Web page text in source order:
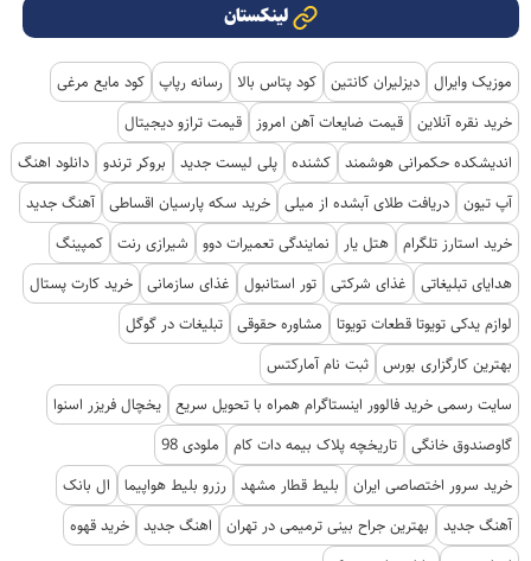
لینکستان
موزیک وایرال دیزلیران کانتین کود پتاس بالا رسانه رپاپ کود مایع مرغی
خرید نقره آنلاین قیمت ضایعات آهن امروز
قیمت ترازو دیجیتال
اندیشکده حکمرانی هوشمند کشنده پلی لیست جدید بروکر ترندو دانلود اهنگ
آپ تیون دریافت طلای آبشده از میلی خرید سکه پارسیان اقساطی آهنگ جدید
خرید استارز تلگرام هتل یار نمایندگی تعمیرات دوو شیرازی رنت کمپینگ
هدایای تبلیغاتی
غذای شرکتی تور استانبول غذای سازمانی خرید کارت پستال
لوازم یدکی تویوتا قطعات تویوتا
مشاوره حقوقی تبلیغات در گوگل
بهترین کارگزاری بورس ثبت نام آمارکتس
سایت رسمی خرید فالوور اینستاگرام همراه با تحویل سریع یخچال فریزر اسنوا
گاوصندوق خانگی تاریخچه پلاک بیمه دات کام
ملودی 98
خرید سرور اختصاصی ایران
بلیط قطار مشهد رزرو بلیط هواپیما
ال بانک
آهنگ جدید
بهترین جراح بینی ترمیمی در تهران اهنگ جدید خرید قهوه